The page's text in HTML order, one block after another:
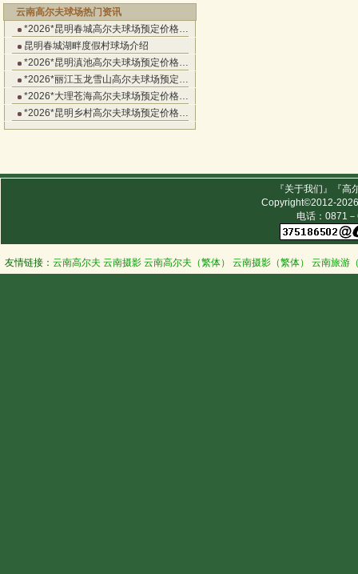
云南高尔夫球场热门资讯
*2026*昆明春城高尔夫球场预定价格…
昆明春城湖畔度假村球场介绍
*2026*昆明滇池高尔夫球场预定价格…
*2026*丽江玉龙雪山高尔夫球场预定…
*2026*大理苍海高尔夫球场预定价格…
*2026*昆明乡村高尔夫球场预定价格…
『关于我们』『高
Copyright©2012-2026
电话：0871
友情链接： 云南高尔夫 云南摄影 云南高尔夫（繁体） 云南摄影（繁体） 云南旅游